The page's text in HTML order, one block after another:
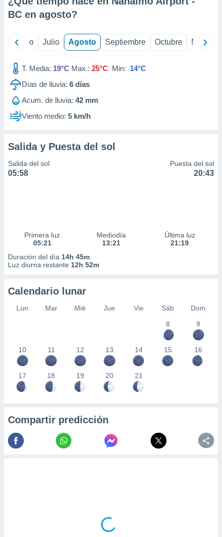
e
publicidad
publicidad
de
BC en agosto?
Junio Julio Agosto Septiembre Octubre
T. Media: 19°C Max.: 25°C Min: 14°C
Días de lluvia: 6 días
Acum. de lluvia: 42 mm
Viento medio: 5 km/h
Salida y Puesta del sol
Salida del sol
05:58
Puesta del sol
20:43
Primera luz
05:21
Mediodía
13:21
Última luz
21:19
Duración del día 14h 45m
Luz diurna restante 12h 52m
Calendario lunar
Lun Mar Mié Jue Vie Sáb
Dom
8
9
10 11 12 13 14 15 16
17 18 19 20 21
Compartir predicción